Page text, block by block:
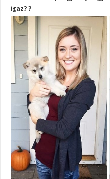
igaz? ?